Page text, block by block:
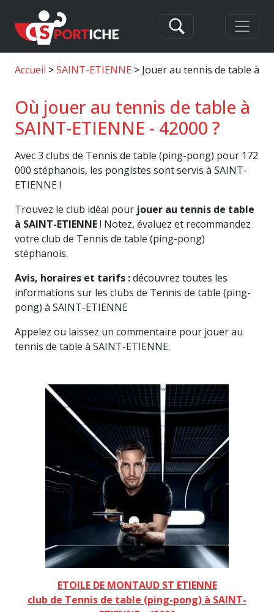
Accueil SAINT-ETIENNE Jouer au tennis de table à
Où jouer au tennis de table à
SAINT-ETIENNE - 42000 ?
Avec 3 clubs de Tennis de table (ping-pong) pour 172
000 stéphanois, les pongistes sont servis à SAINT-
ETIENNE !
Trouvez le club idéal pour jouer au tennis de table
à SAINT-ETIENNE! Notez, évaluez et recommandez
votre club de Tennis de table (ping-pong)
stéphanois.
Avis, horaires et tarifs :découvrez toutes les
informations sur les clubs de Tennis de table (ping-
pong) à SAINT-ETIENNE
Appelez ou laissez un commentaire pour jouer au
tennis de table à SAINT-ETIENNE.
ETOILE DE MONTAUD ST ETIENNE
club de Tennis de table (ping-pong) à SAINT-